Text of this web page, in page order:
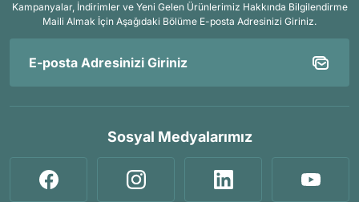
Kampanyalar, İndirimler ve Yeni Gelen Ürünlerimiz Hakkında Bilgilendirme
Maili Almak İçin Aşağıdaki Bölüme E-posta Adresinizi Giriniz.
Sosyal Medyalarımız